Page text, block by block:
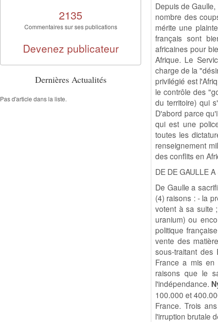
Depuis de
nombre des
mérite une
français sont
africaines pour
Afrique. Le
charge de la
privilégié est
le contrôle des
du territoire) qui
D'abord parce
qui est une
toutes les
renseignement
des conflits en
DE DE GAULLE
De Gaulle a
(4) raisons : - la
votent à sa suite
uranium) ou
politique
vente des
sous-traitant
France a mis
raisons que le
l'indépendance.
100.000 et
France. Trois
l'irruption brutale
2135
Commentaires sur ses publications
Devenez publicateur
Dernières Actualités
Pas d'article dans la liste.